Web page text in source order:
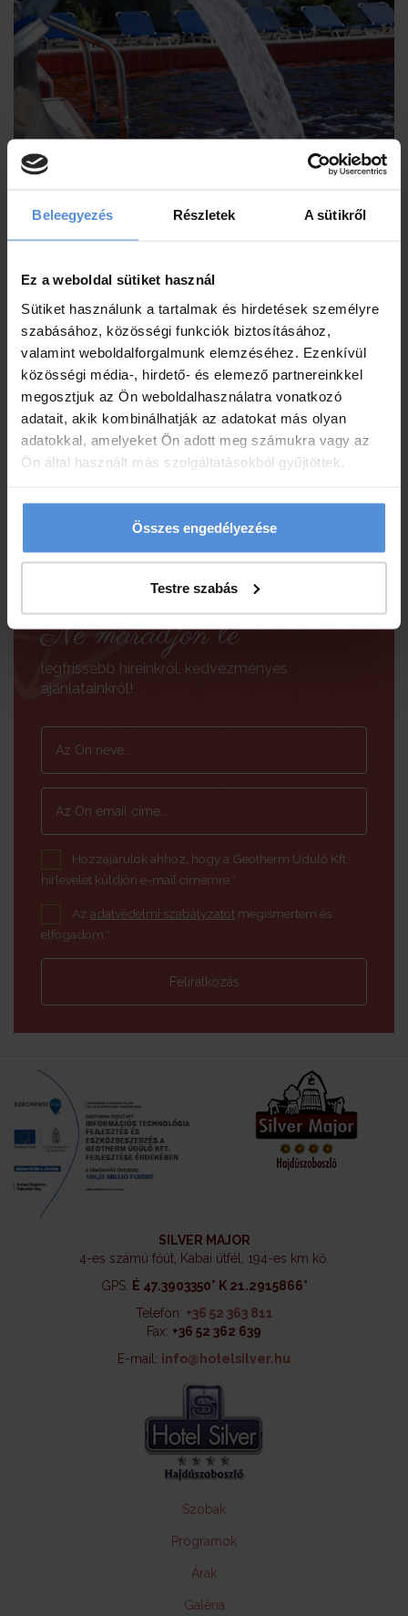
Beleegyezés Részletek A sütikről
Ez a weboldal sütiket használ
Sütiket használunk a tartalmak és hirdetések személyre
szabásához, közösségi funkciók biztosításához,
valamint weboldalforgalmunk elemzéséhez. Ezenkívül
közösségi média-, hirdető- és elemező partnereinkkel
megosztjuk az Ön weboldalhasználatra vonatkozó
adatait, akik kombinálhatják az adatokat más olyan
adatokkal, amelyeket Ön adott meg számukra vagy az
Ön által használt más szolgáltatásokból gyűjtöttek.
Összes engedélyezése
Testre szabás
Vendégvélemények
ÖSSZES VÉLEMÉNY
Ne maradjon le
legfrissebb híreinkről, kedvezményes
ajánlatainkról!
Hozzájárulok ahhoz, hogy a Geotherm Üdülő Kft.
hírlevelet küldjön e-mail címemre.*
Az adatvédelmi szabályzatot megismertem és
elfogadom.*
Feliratkozás
SILVER MAJOR
4-es számú főút, Kabai útfél, 194-es km kő.
GPS: É 47.3903350° K 21.2915866°
Telefon: +36 52 363 811
Fax: +36 52 362 639
E-mail: info@hotelsilver.hu
Szobák
Programok
Árak
Galéria